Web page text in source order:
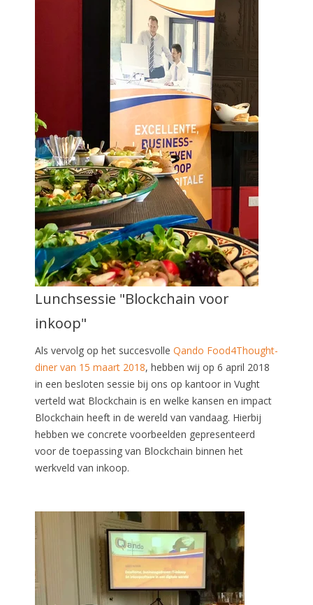
Lunchsessie "Blockchain voor
inkoop"
Als vervolg op het succesvolle Qando Food4Thought-
diner van 15 maart 2018, hebben wij op 6 april 2018
in een besloten sessie bij ons op kantoor in Vught
verteld wat Blockchain is en welke kansen en impact
Blockchain heeft in de wereld van vandaag. Hierbij
hebben we concrete voorbeelden gepresenteerd
voor de toepassing van Blockchain binnen het
werkveld van inkoop.